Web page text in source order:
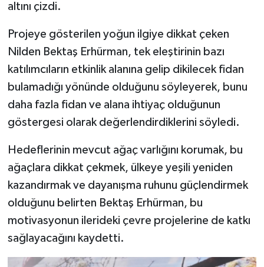
altını çizdi.
Projeye gösterilen yoğun ilgiye dikkat çeken
Nilden Bektaş Erhürman, tek eleştirinin bazı
katılımcıların etkinlik alanına gelip dikilecek fidan
bulamadığı yönünde olduğunu söyleyerek, bunu
daha fazla fidan ve alana ihtiyaç olduğunun
göstergesi olarak değerlendirdiklerini söyledi.
Hedeflerinin mevcut ağaç varlığını korumak, bu
ağaçlara dikkat çekmek, ülkeye yeşili yeniden
kazandırmak ve dayanışma ruhunu güçlendirmek
olduğunu belirten Bektaş Erhürman, bu
motivasyonun ilerideki çevre projelerine de katkı
sağlayacağını kaydetti.